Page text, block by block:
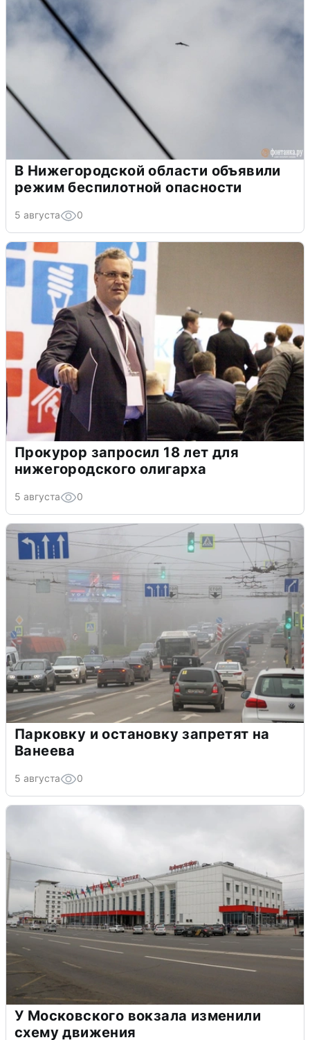
В Нижегородской области объявили
режим беспилотной опасности
5 августа 0
Прокурор запросил 18 лет для
нижегородского олигарха
5 августа 0
Парковку и остановку запретят на
Ванеева
5 августа 0
У Московского вокзала изменили
схему движения